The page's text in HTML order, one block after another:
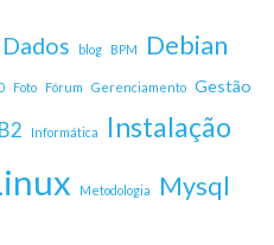
blog BPM Debian
Foto Fórum Gerenciamento Gestão
Informática Instalação
Metodologia Mysql